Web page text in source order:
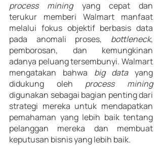
process mining yang cepat dan
terukur memberi Walmart manfaat
melalui fokus objektif berbasis data
pada anomali proses, bottleneck,
pemborosan, dan kemungkinan
adanya peluang tersembunyi. Walmart
mengatakan bahwa big data yang
didukung oleh process mining
digunakan sebagai bagian penting dari
strategi mereka untuk mendapatkan
pemahaman yang lebih baik tentang
pelanggan mereka dan membuat
keputusan bisnis yang lebih baik.